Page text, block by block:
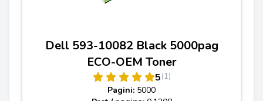
Dell 593-10082 Black 5000pag
ECO-OEM Toner
5(1)
Pagini: 5000